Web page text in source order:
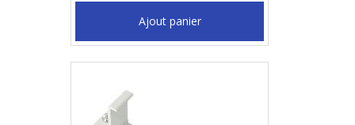
Ajout panier